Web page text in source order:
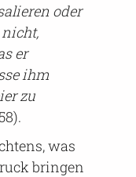
oder
er
ihm
zu
was
bringen